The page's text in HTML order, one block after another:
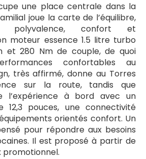
une place centrale dans la
joue la carte de l’équilibre,
polyvalence, confort et
moteur essence 1.5 litre turbo
et 280 Nm de couple, de quoi
confortables au
très affirmé, donne au Torres
sur la route, tandis que
l’expérience à bord avec un
pouces, une connectivité
orientés confort. Un
pour répondre aux besoins
Il est proposé à partir de
promotionnel.